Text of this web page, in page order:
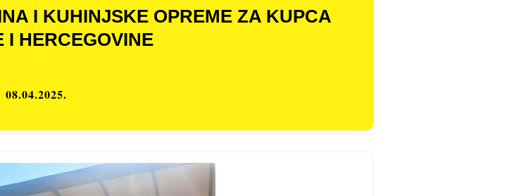
I KUHINJSKE OPREME ZA KUPCA
I HERCEGOVINE
08.04.2025.